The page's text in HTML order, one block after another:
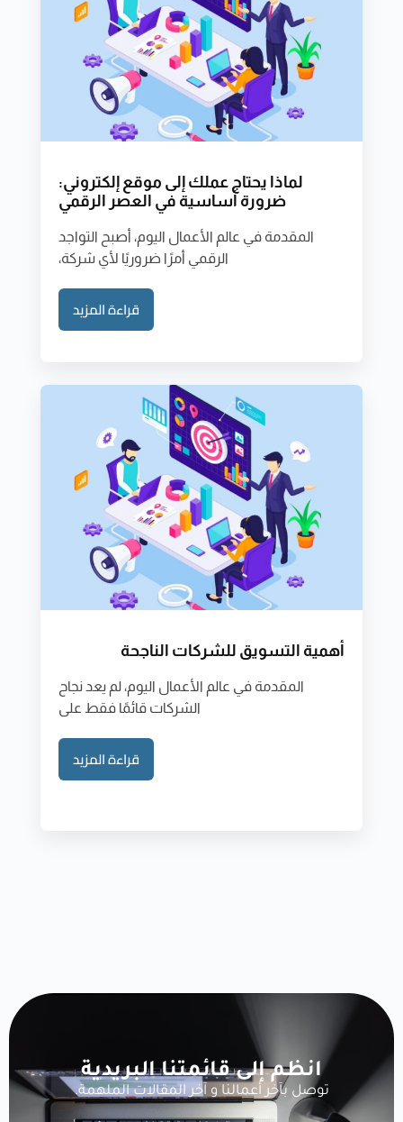
لماذا يحتاج عملك إلى موقع إلكتروني:
ضرورة أساسية في العصر الرقمي
المقدمة في عالم الأعمال اليوم، أصبح التواجد
الرقمي أمرًا ضروريًا لأي شركة،
قراءة المزيد
أهمية التسويق للشركات الناجحة
المقدمة في عالم الأعمال اليوم، لم يعد نجاح
الشركات قائمًا فقط على
قراءة المزيد
انظم إلى قائمتنا البريدية
توصل بآخر أعمالنا و آخر المقالات الملهمة.